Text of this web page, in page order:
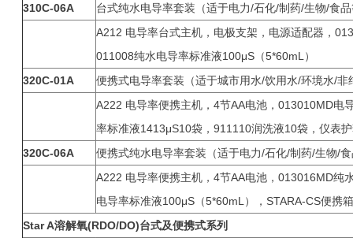
310C-06A
台式纯水电导率套装（适于电力/石化/制药/生物/食
A212 电导率台式主机，电极支架，电源适配器，
011008纯水电导率标准液100μS（5*60mL）
320C-01A
便携式电导率套装（适于城市用水/饮用水/环境水/非
A222 电导率便携主机，4节AA电池，013010MD电
率标准液1413μS10袋，911110润洗液10袋，仪表
320C-06A
便携式纯水电导率套装（适于电力/石化/制药/生物/
A222 电导率便携主机，4节AA电池，013016MD纯
电导率标准液100μS（5*60mL），STARA-CS便携箱
Star A溶解氧(RDO/DO)台式及便携式系列